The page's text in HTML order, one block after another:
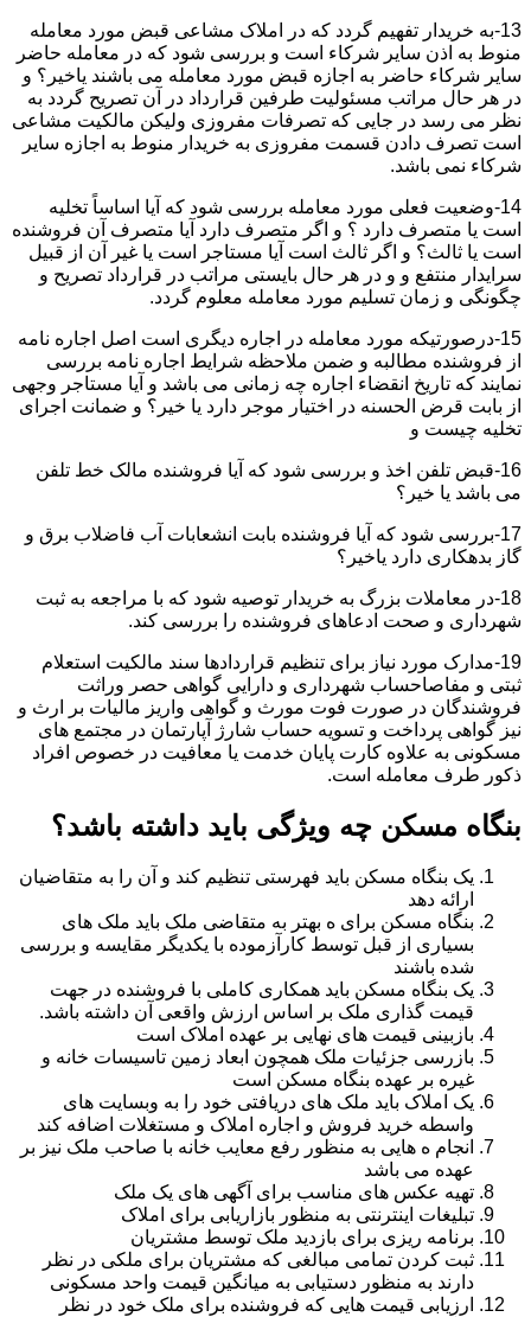
13-به خریدار تفهیم گردد که در املاک مشاعی قبض مورد معامله
منوط به اذن سایر شرکاء است و بررسی شود که در معامله حاضر
سایر شرکاء حاضر به اجازه قبض مورد معامله می باشند یاخیر؟ و
در هر حال مراتب مسئولیت طرفین قرارداد در آن تصریح گردد به
نظر می رسد در جایی که تصرفات مفروزی ولیکن مالکیت مشاعی
است تصرف دادن قسمت مفروزی به خریدار منوط به اجازه سایر
شرکاء نمی باشد.
14-وضعیت فعلی مورد معامله بررسی شود که آیا اساساً تخلیه
است یا متصرف دارد ؟ و اگر متصرف دارد آیا متصرف آن فروشنده
است یا ثالث؟ و اگر ثالث است آیا مستاجر است یا غیر آن از قبیل
سرایدار منتفع و و در هر حال بایستی مراتب در قرارداد تصریح و
چگونگی و زمان تسلیم مورد معامله معلوم گردد.
15-درصورتیکه مورد معامله در اجاره دیگری است اصل اجاره نامه
از فروشنده مطالبه و ضمن ملاحظه شرایط اجاره نامه بررسی
نمایند که تاریخ انقضاء اجاره چه زمانی می باشد و آیا مستاجر وجهی
از بابت قرض الحسنه در اختیار موجر دارد یا خیر؟ و ضمانت اجرای
تخلیه چیست و
16-قبض تلفن اخذ و بررسی شود که آیا فروشنده مالک خط تلفن
می باشد یا خیر؟
17-بررسی شود که آیا فروشنده بابت انشعابات آب فاضلاب برق و
گاز بدهکاری دارد یاخیر؟
18-در معاملات بزرگ به خریدار توصیه شود که با مراجعه به ثبت
شهرداری و صحت ادعاهای فروشنده را بررسی کند.
19-مدارک مورد نیاز برای تنظیم قراردادها سند مالکیت استعلام
ثبتی و مفاصاحساب شهرداری و دارایی گواهی حصر وراثت
فروشندگان در صورت فوت مورث و گواهی واریز مالیات بر ارث و
نیز گواهی پرداخت و تسویه حساب شارژ آپارتمان در مجتمع های
مسکونی به علاوه کارت پایان خدمت یا معافیت در خصوص افراد
ذکور طرف معامله است.
بنگاه مسکن چه ویژگی باید داشته باشد؟
یک بنگاه مسکن باید فهرستی تنظیم کند و آن را به متقاضیان
ارائه دهد
بنگاه مسکن برای ه بهتر به متقاضی ملک باید ملک های
بسیاری از قبل توسط کارآزموده با یکدیگر مقایسه و بررسی
شده باشند
یک بنگاه مسکن باید همکاری کاملی با فروشنده در جهت
قیمت گذاری ملک بر اساس ارزش واقعی آن داشته باشد.
بازبینی قیمت های نهایی بر عهده املاک است
بازرسی جزئیات ملک همچون ابعاد زمین تاسیسات خانه و
غیره بر عهده بنگاه مسکن است
یک املاک باید ملک های دریافتی خود را به وبسایت های
واسطه خرید فروش و اجاره املاک و مستغلات اضافه کند
انجام ه هایی به منظور رفع معایب خانه با صاحب ملک نیز بر
عهده می باشد
تهیه عکس های مناسب برای آگهی های یک ملک
تبلیغات اینترنتی به منظور بازاریابی برای املاک
برنامه ریزی برای بازدید ملک توسط مشتریان
ثبت کردن تمامی مبالغی که مشتریان برای ملکی در نظر
دارند به منظور دستیابی به میانگین قیمت واحد مسکونی
ارزیابی قیمت هایی که فروشنده برای ملک خود در نظر